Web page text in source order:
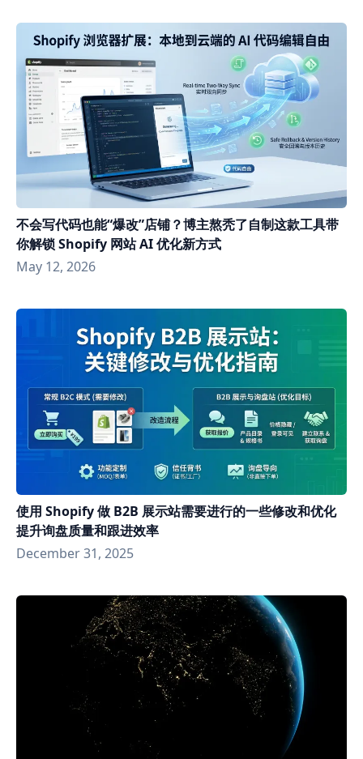
不会写代码也能“爆改”店铺？博主熬秃了自制这款工具带
你解锁 Shopify 网站 AI 优化新方式
May 12, 2026
使用 Shopify 做 B2B 展示站需要进行的一些修改和优化
提升询盘质量和跟进效率
December 31, 2025